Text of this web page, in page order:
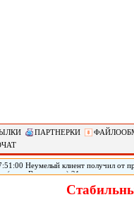
ПАРТНЕРКИ
Неумелый клиент получил от
(штат Вашингтон) 21-летняя
у него в голове, он не может